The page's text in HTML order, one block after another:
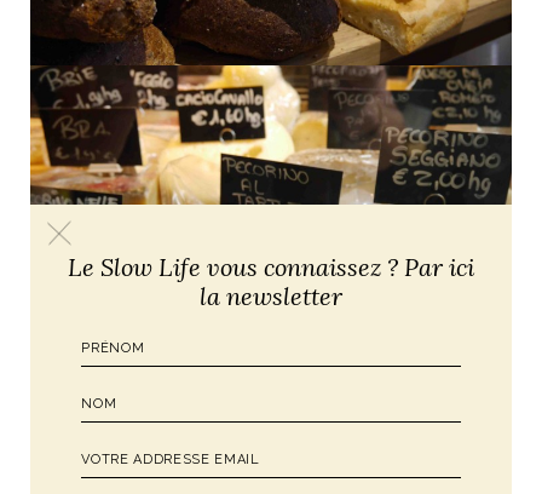
Le Slow Life vous connaissez ? Par ici
la newsletter